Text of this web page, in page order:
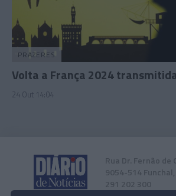
PRAZERES
Volta a França 2024
24 Out 14:04
Rua Dr. Fernão de
9054-514
291 202 300